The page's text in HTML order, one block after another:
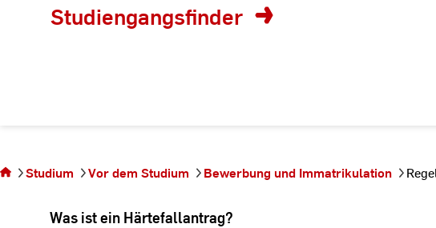
Studiengangsfinder
Regelungen zu
Nachteilsausgleich
Studium Vor dem Studium Bewerbung und Immatrikulation
Was ist ein Härtefallantrag?